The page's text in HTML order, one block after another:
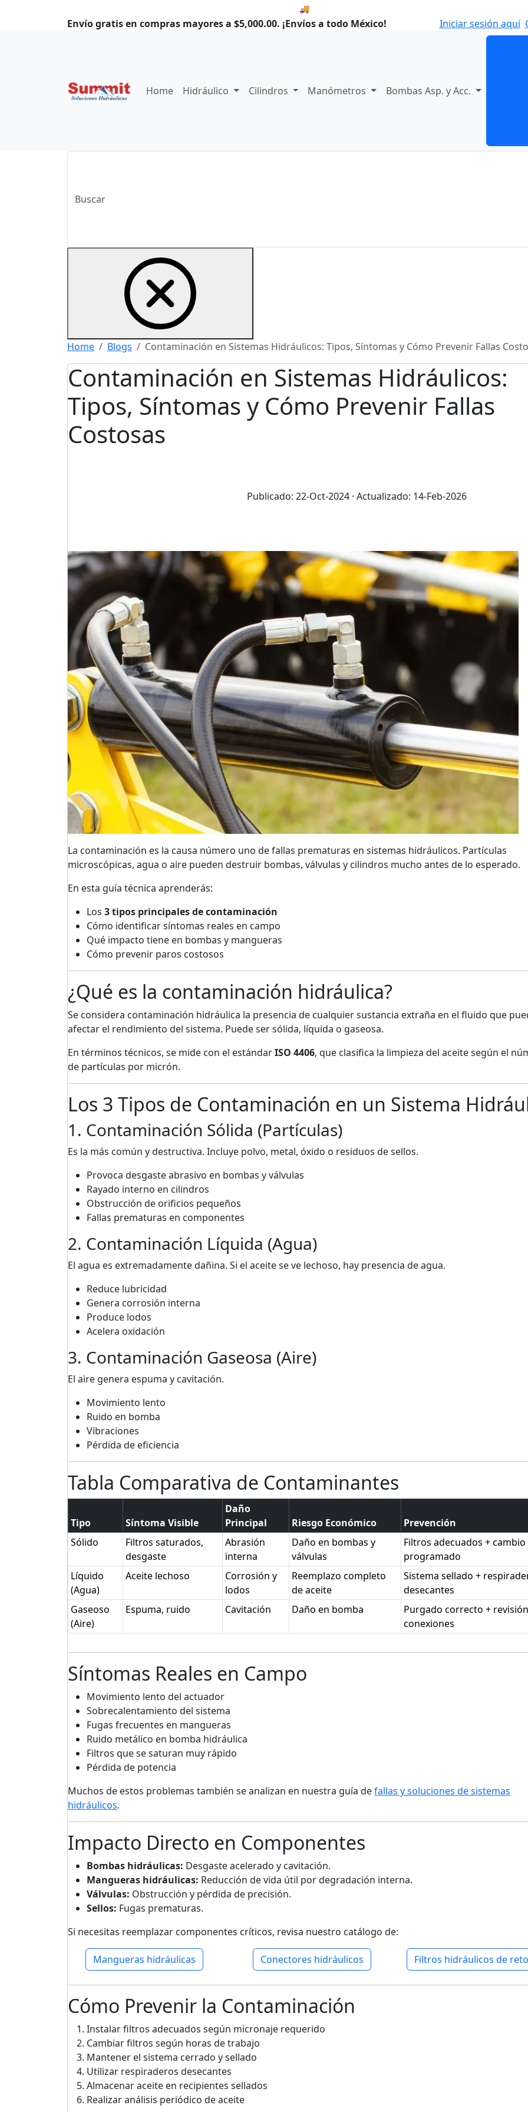
🚚 Envío el Lunes, 10 de agosto si compras hoy.
Envío gratis en compras mayores a $5,000.00. ¡Envíos a todo México! Iniciar sesión aquí
Home Hidráulico Cilindros Manómetros Bombas Asp. y Acc.
Home Blogs Contaminación en Sistemas Hidráulicos: Tipos, Síntomas y Cómo Prevenir Fallas
Contaminación en Sistemas Hidráulicos:
Tipos, Síntomas y Cómo Prevenir Fallas
Costosas
Publicado: 22-Oct-2024 · Actualizado: 14-Feb-2026
La contaminación es la causa número uno de fallas prematuras en sistemas hidráulicos. Partículas
microscópicas, agua o aire pueden destruir bombas, válvulas y cilindros mucho antes de lo esperado.
En esta guía técnica aprenderás:
Los 3 tipos principales de contaminación
Cómo identificar síntomas reales en campo
Qué impacto tiene en bombas y mangueras
Cómo prevenir paros costosos
¿Qué es la contaminación hidráulica?
Se considera contaminación hidráulica la presencia de cualquier sustancia extraña en el fluido que
afectar el rendimiento del sistema. Puede ser sólida, líquida o gaseosa.
En términos técnicos, se mide con el estándarISO 4406, que clasifica la limpieza del aceite según el
de partículas por micrón.
Los 3 Tipos de Contaminación en un Sistema
1. Contaminación Sólida (Partículas)
Es la más común y destructiva. Incluye polvo, metal, óxido o residuos de sellos.
Provoca desgaste abrasivo en bombas y válvulas
Rayado interno en cilindros
Obstrucción de orificios pequeños
Fallas prematuras en componentes
2. Contaminación Líquida (Agua)
El agua es extremadamente dañina. Si el aceite se ve lechoso, hay presencia de agua.
Reduce lubricidad
Genera corrosión interna
Produce lodos
Acelera oxidación
3. Contaminación Gaseosa (Aire)
El aire genera espuma y cavitación.
Movimiento lento
Ruido en bomba
Vibraciones
Pérdida de eficiencia
Tabla Comparativa de Contaminantes
Tipo Síntoma Visible
Daño
Principal
Riesgo Económico
Prevención
Sólido
Filtros saturados,
desgaste
Abrasión
interna
Daño en bombas y
válvulas
Filtros adecuados + cambio
programado
Líquido
(Agua)
Aceite lechoso
Corrosión y
lodos
Reemplazo completo
de aceite
Sistema sellado +
desecantes
Gaseoso
(Aire)
Espuma, ruido Cavitación Daño en bomba
Purgado correcto + revisión
conexiones
Síntomas Reales en Campo
Movimiento lento del actuador
Sobrecalentamiento del sistema
Fugas frecuentes en mangueras
Ruido metálico en bomba hidráulica
Filtros que se saturan muy rápido
Pérdida de potencia
Muchos de estos problemas también se analizan en nuestra guía defallas y soluciones de sistemas
hidráulicos.
Impacto Directo en Componentes
Bombas hidráulicas: Desgaste acelerado y cavitación.
Mangueras hidráulicas: Reducción de vida útil por degradación interna.
Válvulas: Obstrucción y pérdida de precisión.
Sellos: Fugas prematuras.
Si necesitas reemplazar componentes críticos, revisa nuestro catálogo de:
Mangueras hidráulicas Conectores hidráulicos Filtros hidráulicos de
Cómo Prevenir la Contaminación
Instalar filtros adecuados según micronaje requerido
Cambiar filtros según horas de trabajo
Mantener el sistema cerrado y sellado
Utilizar respiraderos desecantes
Almacenar aceite en recipientes sellados
Realizar análisis periódico de aceite